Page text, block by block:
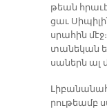
թեան
ցաւ
սրա­հին
տա­նե­կան
սա­ներն ալ
րու­թեամբ